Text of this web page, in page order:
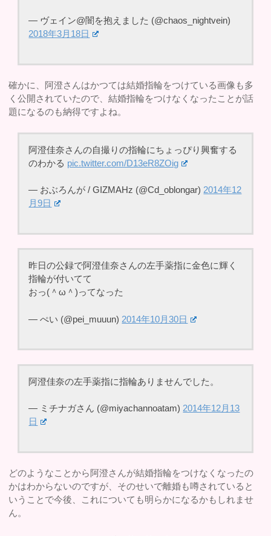
— ヴェイン@闇を抱えました (@chaos_nightvein)
2018年3月18日
確かに、阿澄さんはかつては結婚指輪をつけている画像も多
く公開されていたので、結婚指輪をつけなくなったことが話
題になるのも納得ですよね。
阿澄佳奈さんの自撮りの指輪にちょっぴり興奮する
のわかる pic.twitter.com/D13eR8ZOig
— おぶろんが / GIZMAHz (@Cd_oblongar) 2014年12
月9日
昨日の公録で阿澄佳奈さんの左手薬指に金色に輝く
指輪が付いてて
おっ(＾ω＾)ってなった
— ぺい (@pei_muuun) 2014年10月30日
阿澄佳奈の左手薬指に指輪ありませんでした。
— ミチナガさん (@miyachannoatam) 2014年12月13
日
どのようなことから阿澄さんが結婚指輪をつけなくなったの
かはわからないのですが、そのせいで離婚も噂されていると
いうことで今後、これについても明らかになるかもしれませ
ん。